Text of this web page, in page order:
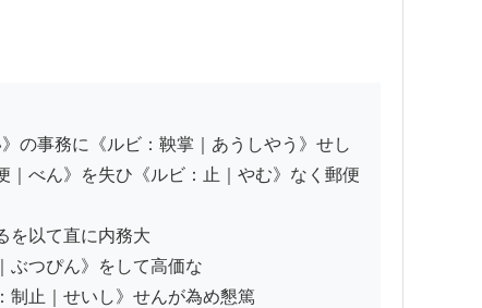
べん》を失ひ《ルビ：止｜やむ》なく郵便
を以て直に内務大
ぶつぴん》をして高価な
止｜せいし》せんが為め懇篤